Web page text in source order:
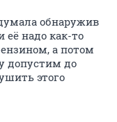
обнаружив
её надо как-то
а потом
допустим до
этого